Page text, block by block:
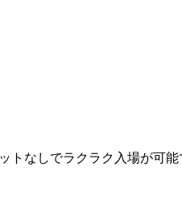
なしでラクラク入場が可能